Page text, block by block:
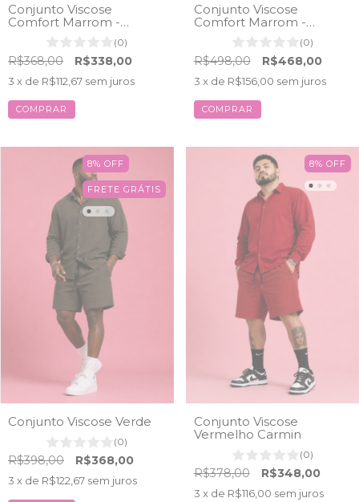
Conjunto Viscose
Comfort Marrom -
(0)
R$368,00 R$338,00
3 x de R$112,67 sem juros
COMPRAR
Conjunto Viscose
Comfort Marrom -
(0)
R$498,00 R$468,00
3 x de R$156,00 sem juros
COMPRAR
8% OFF
FRETE GRÁTIS
Conjunto Viscose Verde
(0)
R$398,00 R$368,00
3 x de R$122,67 sem juros
8% OFF
Conjunto Viscose
Vermelho Carmin
(0)
R$378,00 R$348,00
3 x de R$116,00 sem juros